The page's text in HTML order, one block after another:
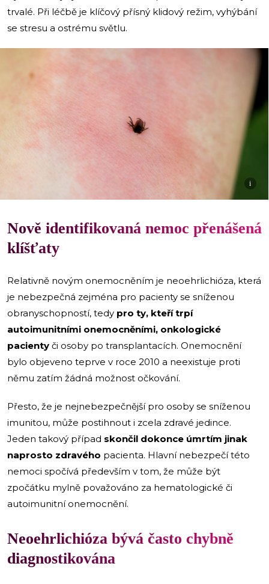
trvalé. Při léčbě je klíčový přísný klidový režim, vyhýbání
se stresu a ostrému světlu.
i
Nově identifikovaná nemoc přenášená
klíšťaty
Relativně novým onemocněním je neoehrlichióza, která
je nebezpečná zejména pro pacienty se sníženou
obranyschopností, tedy pro ty, kteří trpí
autoimunitními onemocněními, onkologické
pacienty či osoby po transplantacích. Onemocnění
bylo objeveno teprve v roce 2010 a neexistuje proti
němu zatím žádná možnost očkování.
Přesto, že je nejnebezpečnější pro osoby se sníženou
imunitou, může postihnout i zcela zdravé jedince.
Jeden takový případ skončil dokonce úmrtím jinak
naprosto zdravého pacienta. Hlavní nebezpečí této
nemoci spočívá především v tom, že může být
zpočátku mylně považováno za hematologické či
autoimunitní onemocnění.
Neoehrlichióza bývá často chybně
diagnostikována